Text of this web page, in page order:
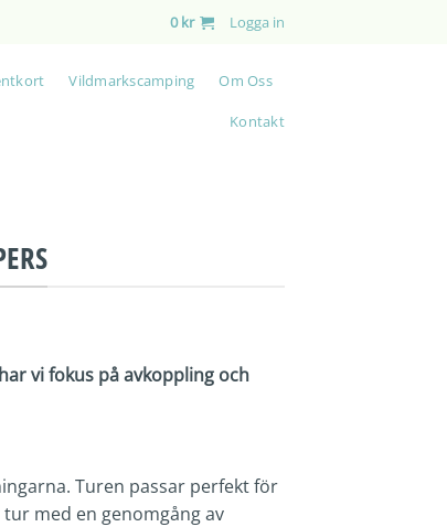
0kr Logga in
Vildmarkscamping Om Oss
Kontakt
vi fokus på avkoppling och
Turen passar perfekt för
med en genomgång av